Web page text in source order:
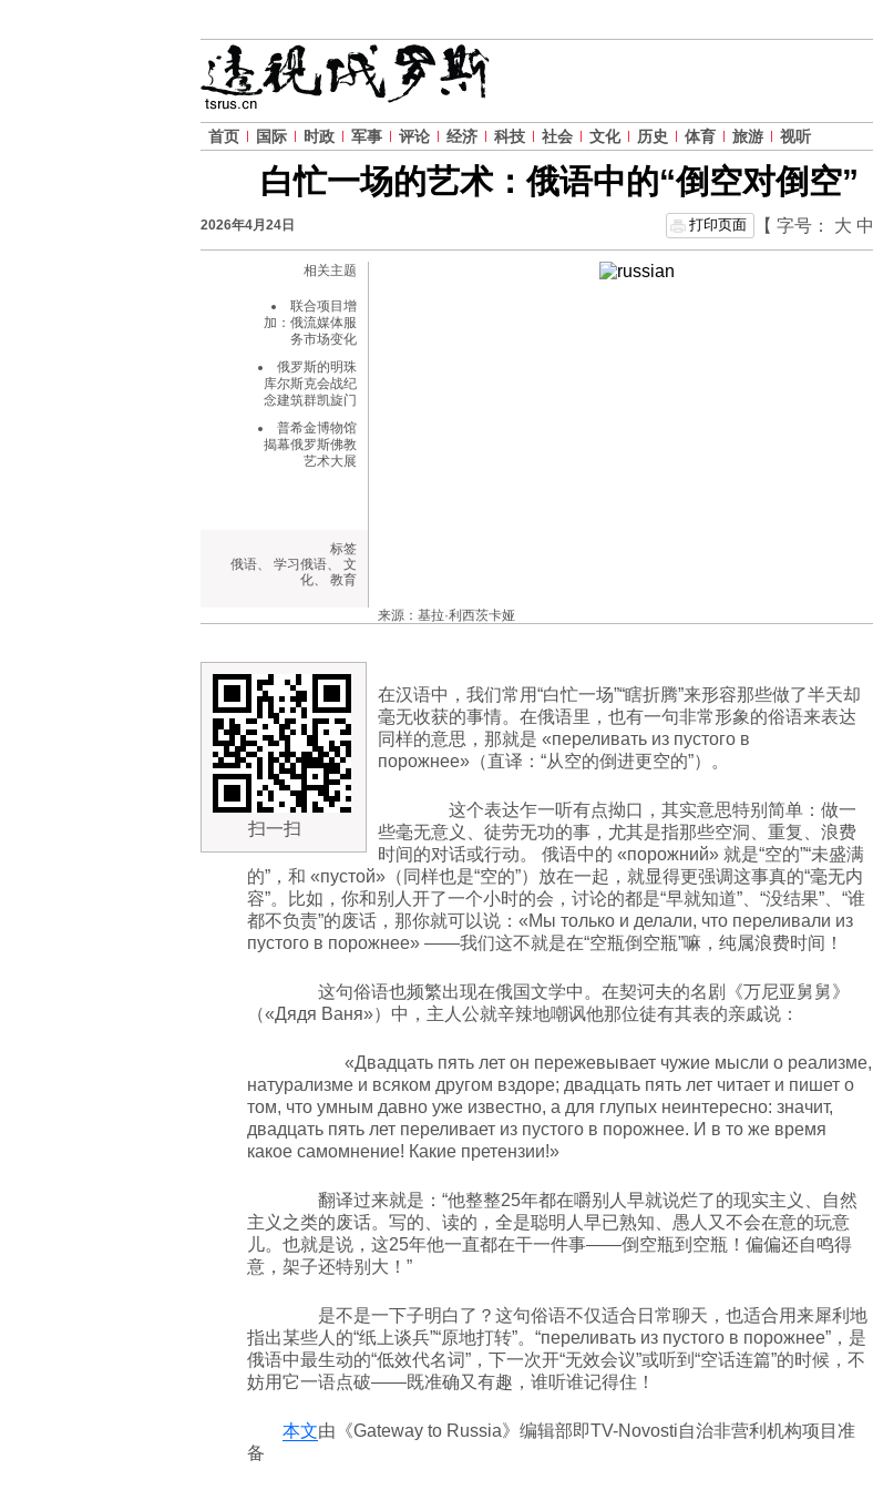
首页 国际 时政 军事 评论 经济 科技 社会 文化 历史 体育 旅游 视听
白忙一场的艺术：俄语中的“倒空对倒空”
2026年4月24日 【 字号： 大 中
打印页面
相关主题
联合项目增
加：俄流媒体服
务市场变化
俄罗斯的明珠
库尔斯克会战纪
念建筑群凯旋门
普希金博物馆
揭幕俄罗斯佛教
艺术大展
标签
俄语、 学习俄语、 文
化、 教育
来源：基拉·利西茨卡娅
扫一扫
在汉语中，我们常用“白忙一场”“瞎折腾”来形容那些做了半天却
毫无收获的事情。在俄语里，也有一句非常形象的俗语来表达
同样的意思，那就是 «переливать из пустого в
порожнее»（直译：“从空的倒进更空的”）。
这个表达乍一听有点拗口，其实意思特别简单：做一
些毫无意义、徒劳无功的事，尤其是指那些空洞、重复、浪费
时间的对话或行动。 俄语中的 «порожний» 就是“空的”“未盛满
的”，和 «пустой»（同样也是“空的”）放在一起，就显得更强调这事真的“毫无内
容”。比如，你和别人开了一个小时的会，讨论的都是“早就知道”、“没结果”、“谁
都不负责”的废话，那你就可以说：«Мы только и делали, что переливали из
пустого в порожнее» ——我们这不就是在“空瓶倒空瓶”嘛，纯属浪费时间！
这句俗语也频繁出现在俄国文学中。在契诃夫的名剧《万尼亚舅舅》
（«Дядя Ваня»）中，主人公就辛辣地嘲讽他那位徒有其表的亲戚说：
«Двадцать пять лет он пережевывает чужие мысли о реализме,
натурализме и всяком другом вздоре; двадцать пять лет читает и пишет о
том, что умным давно уже известно, а для глупых неинтересно: значит,
двадцать пять лет переливает из пустого в порожнее. И в то же время
какое самомнение! Какие претензии!»
翻译过来就是：“他整整25年都在嚼别人早就说烂了的现实主义、自然
主义之类的废话。写的、读的，全是聪明人早已熟知、愚人又不会在意的玩意
儿。也就是说，这25年他一直都在干一件事——倒空瓶到空瓶！偏偏还自鸣得
意，架子还特别大！”
是不是一下子明白了？这句俗语不仅适合日常聊天，也适合用来犀利地
指出某些人的“纸上谈兵”“原地打转”。“переливать из пустого в порожнее”，是
俄语中最生动的“低效代名词”，下一次开“无效会议”或听到“空话连篇”的时候，不
妨用它一语点破——既准确又有趣，谁听谁记得住！
本文由《Gateway to Russia》编辑部即TV-Novosti自治非营利机构项目准
备